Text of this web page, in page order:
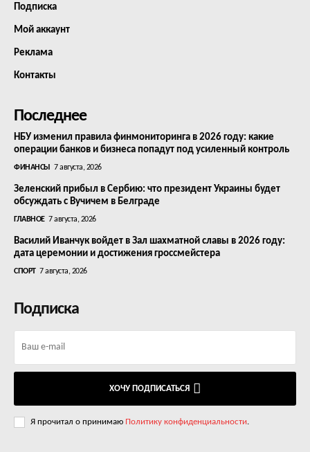
Подписка
Мой аккаунт
Реклама
Контакты
Последнее
НБУ изменил правила финмониторинга в 2026 году: какие
операции банков и бизнеса попадут под усиленный контроль
ФИНАНСЫ 7 августа, 2026
Зеленский прибыл в Сербию: что президент Украины будет
обсуждать с Вучичем в Белграде
ГЛАВНОЕ 7 августа, 2026
Василий Иванчук войдет в Зал шахматной славы в 2026 году:
дата церемонии и достижения гроссмейстера
СПОРТ 7 августа, 2026
Подписка
ХОЧУ ПОДПИСАТЬСЯ
Я прочитал о принимаю Политику конфиденциальности.